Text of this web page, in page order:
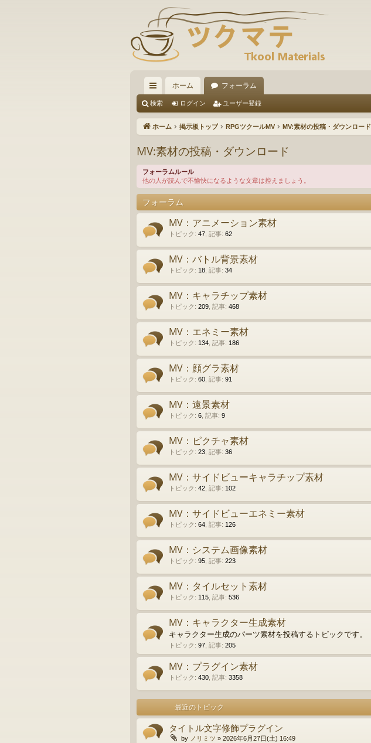
イ
ッ
リ
ン
ホーム フォーラム
検索 ログイン ユーザー登録
ホーム 掲示板トップ RPGツクールMV MV:素材の投稿・ダウンロード
MV:素材の投稿・ダウンロード
フォーラムルール
他の人が読んで不愉快になるような文章は控えましょう。
フォーラム
MV：アニメーション素材
トピック : 47 記事: 62
MV：バトル背景素材
トピック : 18 記事: 34
MV：キャラチップ素材
トピック : 209 記事: 468
MV：エネミー素材
トピック : 134 記事: 186
MV：顔グラ素材
トピック : 60 記事: 91
MV：遠景素材
トピック : 6 記事: 9
MV：ピクチャ素材
トピック : 23 記事: 36
MV：サイドビューキャラチップ素材
トピック : 42 記事: 102
MV：サイドビューエネミー素材
トピック : 64 記事: 126
MV：システム画像素材
トピック : 95 記事: 223
MV：タイルセット素材
トピック : 115 記事: 536
MV：キャラクター生成素材
キャラクター生成のパーツ素材を投稿するトピックです。
トピック : 97 記事: 205
MV：プラグイン素材
トピック : 430 記事: 3358
最近のトピック
タイトル文字修飾プラグイン
by ノリミツ » 2026年6月27日(土) 16:49